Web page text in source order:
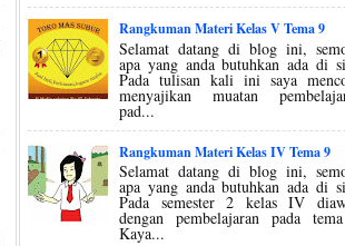
Rangkuman Materi Kelas V Tema 9
Selamat datang di blog ini,
apa yang anda butuhkan ada di
Pada tulisan kali ini saya
menyajikan muatan
pad...
Rangkuman Materi Kelas IV Tema 9
Selamat datang di blog ini,
apa yang anda butuhkan ada di
Pada semester 2 kelas IV
dengan pembelajaran pada
Kaya...